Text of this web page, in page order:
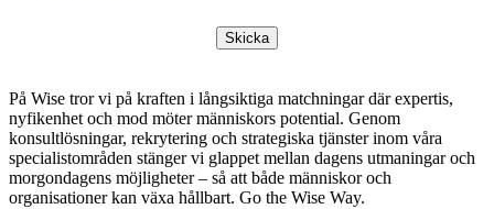
Skicka
På Wise tror vi på kraften i långsiktiga matchningar där expertis,
nyfikenhet och mod möter människors potential. Genom
konsultlösningar, rekrytering och strategiska tjänster inom våra
specialistområden stänger vi glappet mellan dagens utmaningar och
morgondagens möjligheter – så att både människor och
organisationer kan växa hållbart. Go the Wise Way.